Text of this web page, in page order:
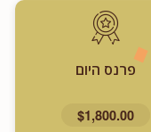
פרנס היום
$1,800.00